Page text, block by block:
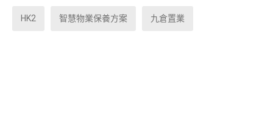
HK2 智慧物業保養方案 九倉置業